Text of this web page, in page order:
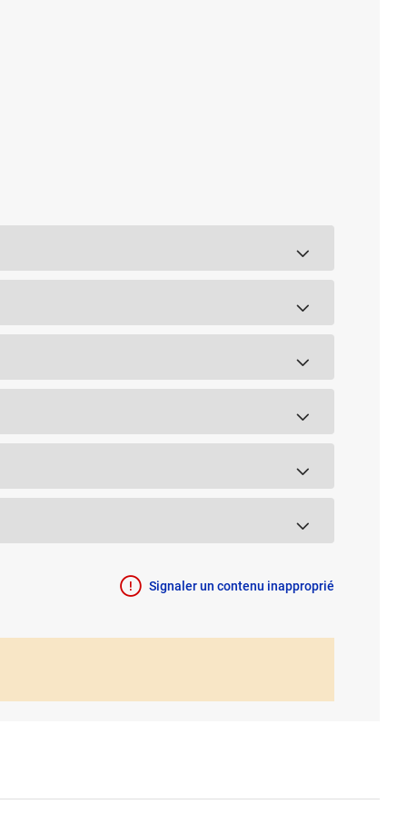
Signaler un contenu inapproprié